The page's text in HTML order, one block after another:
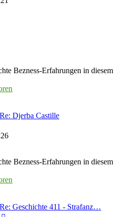
Bezness-Erfahrungen in diesem
Re: Djerba Castille
Bezness-Erfahrungen in diesem
Re: Geschichte 411 - Strafanz…